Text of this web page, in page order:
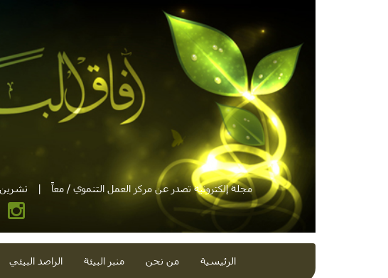
مجلة إلكترونية تصدر عن مركز العمل التنموي / معاً | تشرين الثاني 2025
الرئيسية من نحن منبر البيئة الراصد البيئي